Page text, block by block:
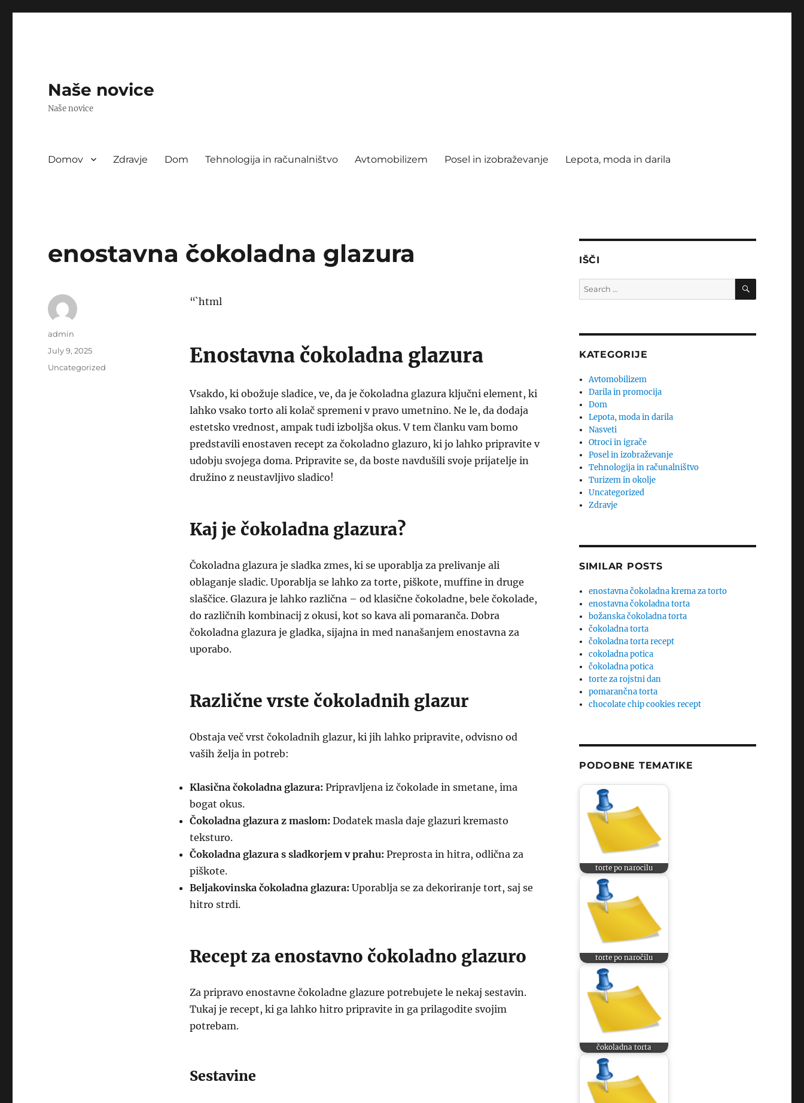
Naše novice
Naše novice
Domov Zdravje Dom Tehnologija in računalništvo Avtomobilizem Posel in izobraževanje Lepota, moda in darila
enostavna čokoladna glazura
“`html
Enostavna čokoladna glazura
Vsakdo, ki obožuje sladice, ve, da je čokoladna glazura ključni element, ki
lahko vsako torto ali kolač spremeni v pravo umetnino. Ne le, da dodaja
estetsko vrednost, ampak tudi izboljša okus. V tem članku vam bomo
predstavili enostaven recept za čokoladno glazuro, ki jo lahko pripravite v
udobju svojega doma. Pripravite se, da boste navdušili svoje prijatelje in
družino z neustavljivo sladico!
Kaj je čokoladna glazura?
Čokoladna glazura je sladka zmes, ki se uporablja za prelivanje ali
oblaganje sladic. Uporablja se lahko za torte, piškote, muffine in druge
slaščice. Glazura je lahko različna – od klasične čokoladne, bele čokolade,
do različnih kombinacij z okusi, kot so kava ali pomaranča. Dobra
čokoladna glazura je gladka, sijajna in med nanašanjem enostavna za
uporabo.
Različne vrste čokoladnih glazur
Obstaja več vrst čokoladnih glazur, ki jih lahko pripravite, odvisno od
vaših želja in potreb:
Klasična čokoladna glazura: Pripravljena iz čokolade in smetane, ima
bogat okus.
Čokoladna glazura z maslom: Dodatek masla daje glazuri kremasto
teksturo.
Čokoladna glazura s sladkorjem v prahu: Preprosta in hitra, odlična za
piškote.
Beljakovinska čokoladna glazura: Uporablja se za dekoriranje tort, saj se
hitro strdi.
Recept za enostavno čokoladno glazuro
Za pripravo enostavne čokoladne glazure potrebujete le nekaj sestavin.
Tukaj je recept, ki ga lahko hitro pripravite in ga prilagodite svojim
potrebam.
Sestavine
Author
admin
Posted
July 9, 2025
Categories
Uncategorized
IŠČI
Search
for:
SEARCH
KATEGORIJE
Avtomobilizem
Darila in promocija
Dom
Lepota, moda in darila
Nasveti
Otroci in igrače
Posel in izobraževanje
Tehnologija in računalništvo
Turizem in okolje
Uncategorized
Zdravje
SIMILAR POSTS
enostavna čokoladna krema za torto
enostavna čokoladna torta
božanska čokoladna torta
čokoladna torta
čokoladna torta recept
cokoladna potica
čokoladna potica
torte za rojstni dan
pomarančna torta
chocolate chip cookies recept
PODOBNE TEMATIKE
torte po narocilu
torte po naročilu
čokoladna torta